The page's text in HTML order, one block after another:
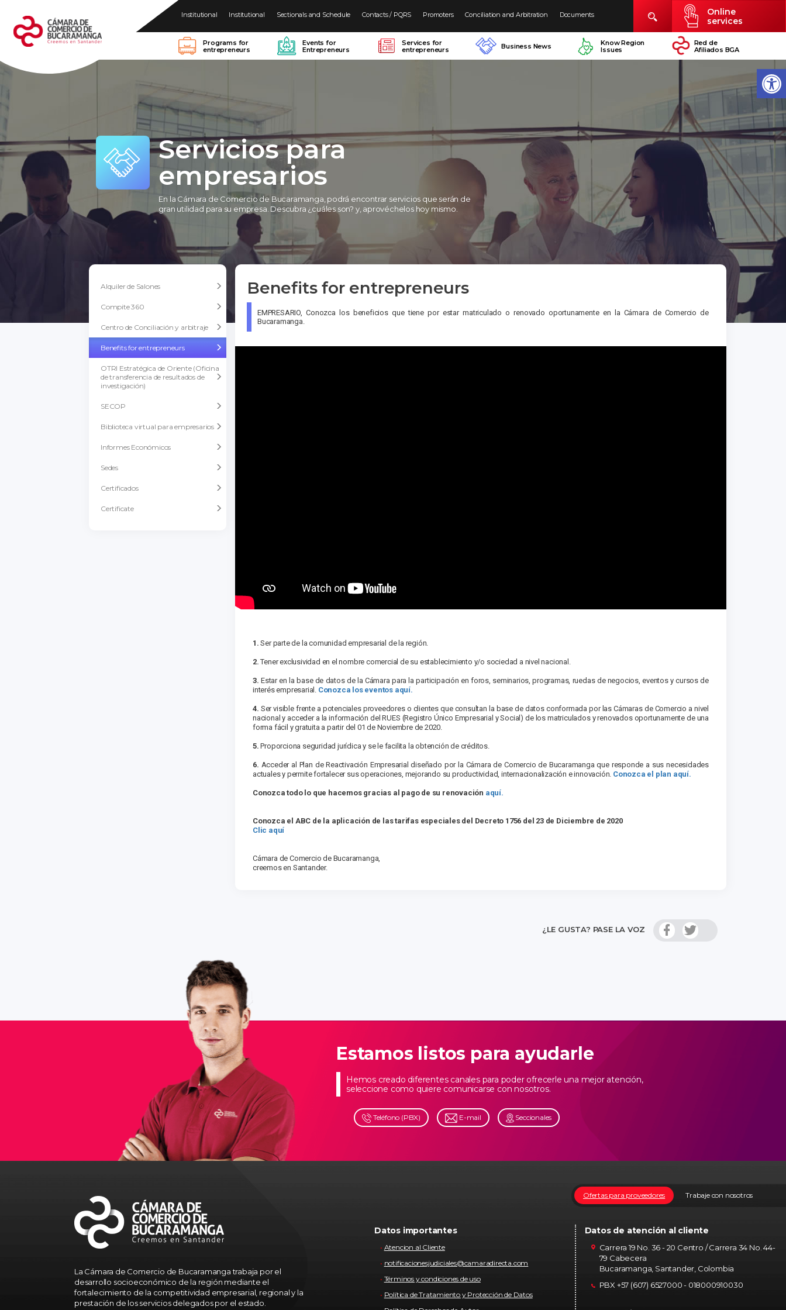
Institutional Institutional Sectionals and Schedule Contacts / PQRS Promoters Conciliation and Arbitration Documents
Online
services
Programs for
entrepreneurs
Events for
Entrepreneurs
Services for
entrepreneurs
Business News
Know Region
Issues
Red de
Afiliados BGA
Servicios para
empresarios
En la Cámara de Comercio de Bucaramanga, podrá encontrar servicios que serán de
gran utilidad para su empresa. Descubra ¿cuáles son? y, aprovéchelos hoy mismo.
Alquiler de Salones
Compite 360
Centro de Conciliación y arbitraje
Benefits for entrepreneurs
OTRI Estratégica de Oriente (Oficina
de transferencia de resultados de
investigación)
SECOP
Biblioteca virtual para empresarios
Informes Económicos
Sedes
Certificados
Certificate
Benefits for entrepreneurs
EMPRESARIO, Conozca los beneficios que tiene por estar matriculado o renovado oportunamente en la Cámara de Comercio de
Bucaramanga.
1.Ser parte de la comunidad empresarial de la región.
2.Tener exclusividad en el nombre comercial de su establecimiento y/o sociedad a nivel nacional.
3. Estar en la base de datos de la Cámara para la participación en foros, seminarios, programas, ruedas de negocios, eventos y cursos de
interés empresarial. Conozca los eventos aquí.
4. Ser visible frente a potenciales proveedores o clientes que consultan la base de datos conformada por las Cámaras de Comercio a nivel
nacional y acceder a la información del RUES (Registro Único Empresarial y Social) de los matriculados y renovados oportunamente de una
forma fácil y gratuita a partir del 01 de Noviembre de 2020.
5.Proporciona seguridad jurídica y se le facilita la obtención de créditos.
6. Acceder al Plan de Reactivación Empresarial diseñado por la Cámara de Comercio de Bucaramanga que responde a sus necesidades
actuales y permite fortalecer sus operaciones, mejorando su productividad, internacionalización e innovación. Conozca el plan aquí.
Conozca todo lo que hacemos gracias al pago de su renovación aquí.
Conozca el ABC de la aplicación de las tarifas especiales del Decreto 1756 del 23 de Diciembre de 2020
Clic aquí
Cámara de Comercio de Bucaramanga,
creemos en Santander.
¿LE GUSTA? PASE LA VOZ
Estamos listos para ayudarle
Hemos creado diferentes canales para poder ofrecerle una mejor atención,
seleccione como quiere comunicarse con nosotros.
Teléfono (PBX) E-mail Seccionales
La Cámara de Comercio de Bucaramanga trabaja por el
desarrollo socioeconómico de la región mediante el
fortalecimiento de la competitividad empresarial, regional y la
prestación de los servicios delegados por el estado.
Trabaje con nosotros
Ofertas para proveedores
Datos importantes
Atencion al Cliente
notificacionesjudiciales@camaradirecta.com
Términos y condiciones de uso
Política de Tratamiento y Protección de Datos
Datos de atención al cliente
Carrera 19 No. 36 - 20 Centro / Carrera 34 No. 44-
79 Cabecera
Bucaramanga, Santander, Colombia
PBX +57 (607) 6527000 - 018000910030